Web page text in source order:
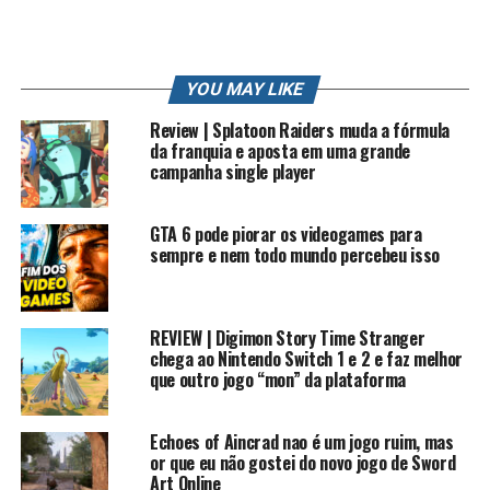
Insta: /robertocarlosfj
Page do Face: /rkplayss
Grupo do Face: /gamers brasil
Lives na Twitch e Facebook: /rkplay
Contato Profissional: contato.roberto94@gmail.com
#rkplay #historiasonic #sonicexe
EPISODIOS SONIC EXE
Mais sobre Sonic exe e Among US
Sonic.exe originou-se como um Creepypasta por Sir JC a
hiena visto aqui sobre um homem chamado Tom, que
recebe um CD bizarro no correio de seu amigo Kyle, que
não tem sido ouvido em um tempo. Desconsiderando o
bilhete de Kyle dizendo-lhe para destruir o CD, Tom o
YOU MAY LIKE
Review | Splatoon Raiders muda a fórmula
da franquia e aposta em uma grande
campanha single player
GTA 6 pode piorar os videogames para
sempre e nem todo mundo percebeu isso
REVIEW | Digimon Story Time Stranger
chega ao Nintendo Switch 1 e 2 e faz melhor
que outro jogo “mon” da plataforma
Echoes of Aincrad nao é um jogo ruim, mas
or que eu não gostei do novo jogo de Sword
Art Online